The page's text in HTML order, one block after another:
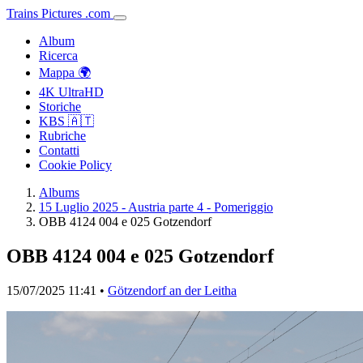
Trains Pictures .com
Album
Ricerca
Mappa 🌍
4K UltraHD
Storiche
KBS 🇦🇹
Rubriche
Contatti
Cookie Policy
Albums
15 Luglio 2025 - Austria parte 4 - Pomeriggio
OBB 4124 004 e 025 Gotzendorf
OBB 4124 004 e 025 Gotzendorf
15/07/2025 11:41 • Götzendorf an der Leitha